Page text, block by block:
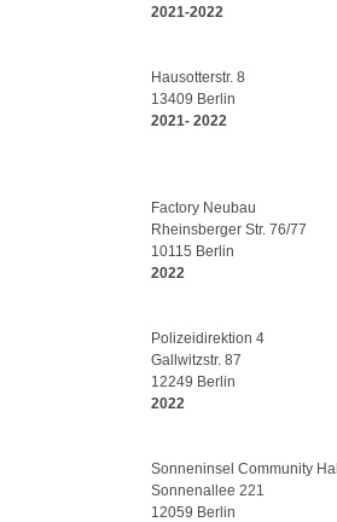
2021-2022
Hausotterstr. 8
13409 Berlin
2021- 2022
Factory Neubau
Rheinsberger Str. 76/77
10115 Berlin
2022
Polizeidirektion 4
Gallwitzstr. 87
12249 Berlin
2022
Sonneninsel Community Hall
Sonnenallee 221
12059 Berlin